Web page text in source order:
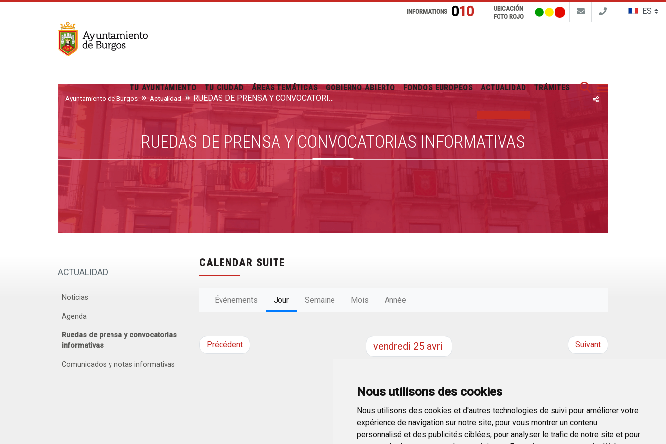
Nous utilisons des cookies
Nous utilisons des cookies et d'autres technologies de suivi pour améliorer votre
expérience de navigation sur notre site, pour vous montrer un contenu
personnalisé et des publicités ciblées, pour analyser le trafic de notre site et pour
Buscar
INFORMATIONS 010
UBICACIÓN
FOTO ROJO
TU AYUNTAMIENTO TU CIUDAD ÁREAS TEMÁTICAS GOBIERNO ABIERTO FONDOS EUROPEOS ACTUALIDAD TRÁMITES
Ayuntamiento de Burgos Actualidad RUEDAS DE PRENSA Y CONVOCATORIAS INFORMATIVAS
RUEDAS DE PRENSA Y CONVOCATORIAS INFORMATIVAS
ACTUALIDAD
Noticias
Agenda
Ruedas de prensa y convocatorias
informativas
Comunicados y notas informativas
CALENDAR SUITE
Événements Jour Semaine Mois Année
Précédent vendredi 25 avril Suivant